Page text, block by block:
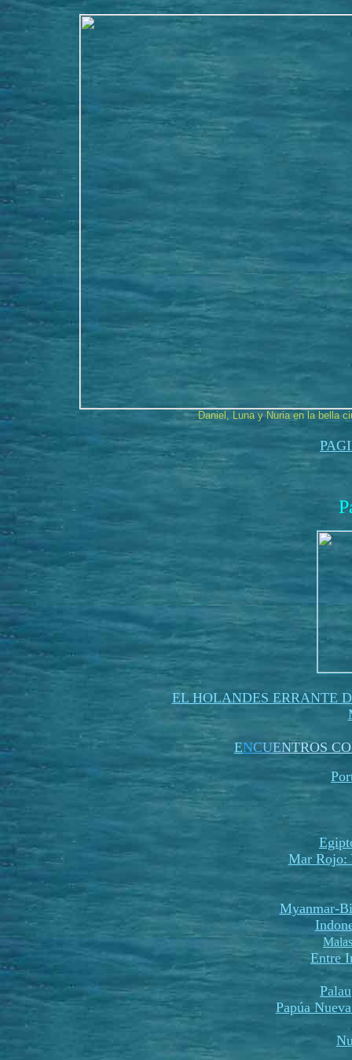
Daniel, Luna y Nuria en la bella
EL HOLANDES ERRANTE
ENCUENTROS
Mar Rojo:
Myanmar-
Entre
Palau
Papúa